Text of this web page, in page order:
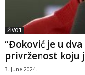
ŽIVOT
“Đoković je u
privrženost koju
3. June 2024.